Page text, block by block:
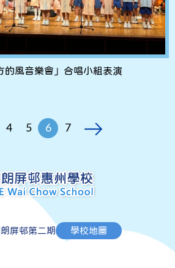
的風音樂會」合唱小組表演
4 5 6 7
屏邨第二期 學校地圖